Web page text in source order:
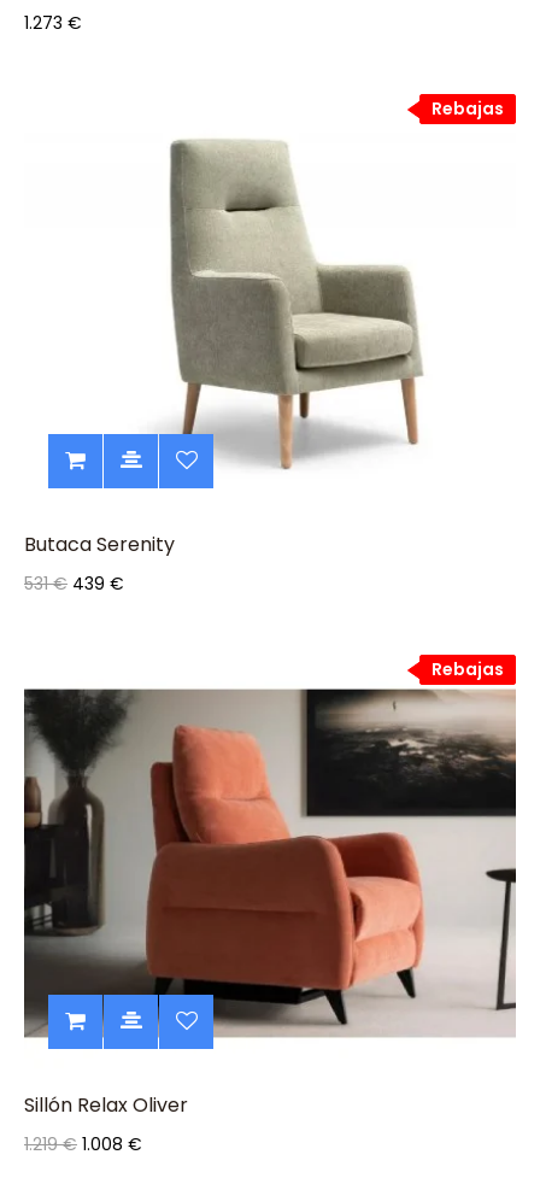
1.273 €
Rebajas
Rebajas
Butaca Serenity
531 € 439 €
Rebajas
Rebajas
Sillón Relax Oliver
1.219 € 1.008 €